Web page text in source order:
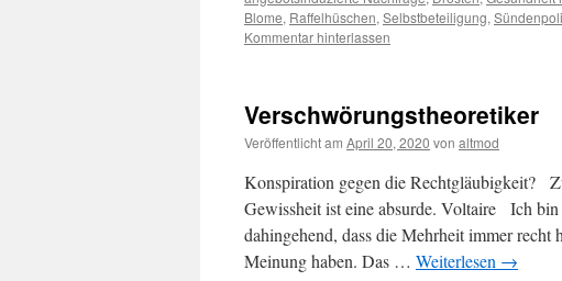
Blome, Raffelhüschen,Selbstbeteiligung,
Kommentar hinterlassen
Verschwörungstheoretiker
Veröffentlicht am April 20, 2020 von altmod
Konspiration gegen die Rechtgläubigkeit?
Gewissheit ist eine absurde. Voltaire Ich
dahingehend, dass die Mehrheit immer
Meinung haben. Das … Weiterlesen →